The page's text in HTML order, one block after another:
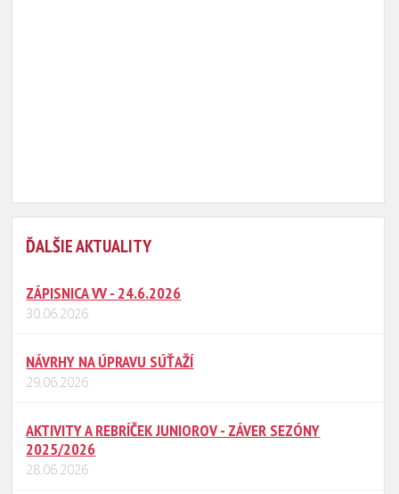
ĎALŠIE AKTUALITY
ZÁPISNICA VV - 24.6.2026
30.06.2026
NÁVRHY NA ÚPRAVU SÚŤAŽÍ
29.06.2026
AKTIVITY A REBRÍČEK JUNIOROV - ZÁVER SEZÓNY
2025/2026
28.06.2026